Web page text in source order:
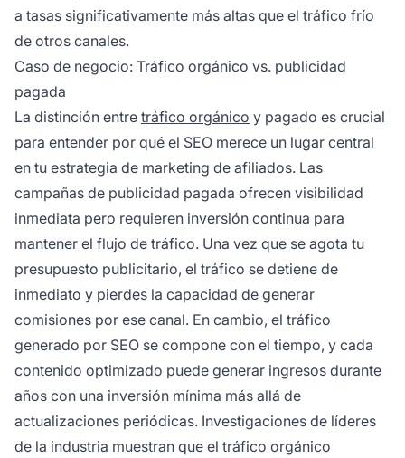
a tasas significativamente más altas que el tráfico frío
de otros canales.
Caso de negocio: Tráfico orgánico vs. publicidad
pagada
La distinción entre tráfico orgánico y pagado es crucial
para entender por qué el SEO merece un lugar central
en tu estrategia de marketing de afiliados. Las
campañas de publicidad pagada ofrecen visibilidad
inmediata pero requieren inversión continua para
mantener el flujo de tráfico. Una vez que se agota tu
presupuesto publicitario, el tráfico se detiene de
inmediato y pierdes la capacidad de generar
comisiones por ese canal. En cambio, el tráfico
generado por SEO se compone con el tiempo, y cada
contenido optimizado puede generar ingresos durante
años con una inversión mínima más allá de
actualizaciones periódicas. Investigaciones de líderes
de la industria muestran que el tráfico orgánico